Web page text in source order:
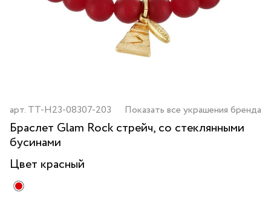
арт. TT-H23-08307-203 Показать все украшения бренда
Браслет Glam Rock стрейч, со стеклянными
бусинами
Цвет красный